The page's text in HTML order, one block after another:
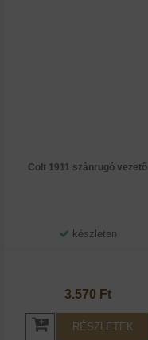
Colt 1911 szánrugó vezető
készleten
3.570 Ft
RÉSZLETEK